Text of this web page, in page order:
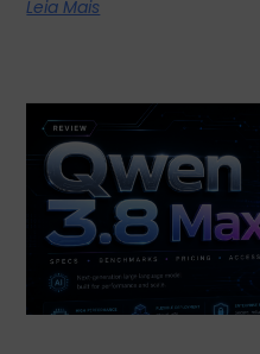
Leia Mais